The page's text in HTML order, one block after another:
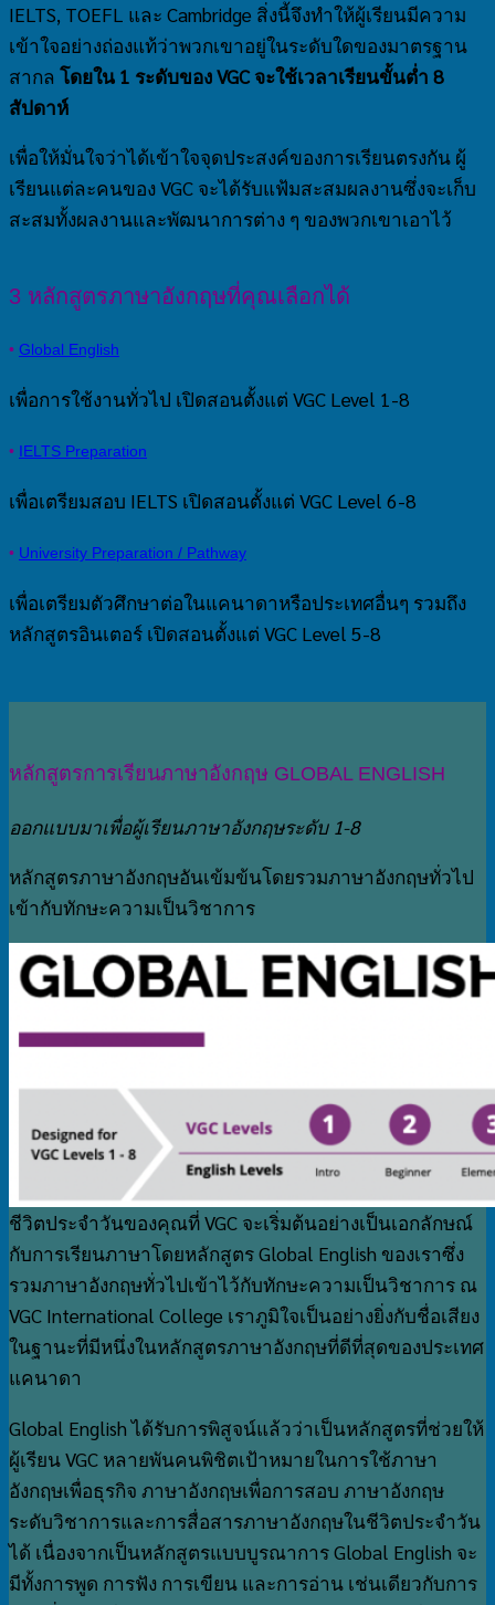
IELTS, TOEFL และ Cambridge สิ่งนี้จึงทำให้ผู้เรียนมีความ
เข้าใจอย่างถ่องแท้ว่าพวกเขาอยู่ในระดับใดของมาตรฐาน
สากล โดยใน 1 ระดับของ VGC จะใช้เวลาเรียนขั้นต่ำ 8
สัปดาห์
เพื่อให้มั่นใจว่าได้เข้าใจจุดประสงค์ของการเรียนตรงกัน ผู้
เรียนแต่ละคนของ VGC จะได้รับแฟ้มสะสมผลงานซึ่งจะเก็บ
สะสมทั้งผลงานและพัฒนาการต่าง ๆ ของพวกเขาเอาไว้
3 หลักสูตรภาษาอังกฤษที่คุณเลือกได้
• Global English
เพื่อการใช้งานทั่วไป เปิดสอนตั้งแต่ VGC Level 1-8
• IELTS Preparation
เพื่อเตรียมสอบ IELTS เปิดสอนตั้งแต่ VGC Level 6-8
• University Preparation / Pathway
เพื่อเตรียมตัวศึกษาต่อในแคนาดาหรือประเทศอื่นๆ รวมถึง
หลักสูตรอินเตอร์ เปิดสอนตั้งแต่ VGC Level 5-8
หลักสูตรการเรียนภาษาอังกฤษ GLOBAL ENGLISH
ออกแบบมาเพื่อผู้เรียนภาษาอังกฤษระดับ 1-8
หลักสูตรภาษาอังกฤษอันเข้มข้นโดยรวมภาษาอังกฤษทั่วไป
เข้ากับทักษะความเป็นวิชาการ
ชีวิตประจำวันของคุณที่ VGC จะเริ่มต้นอย่างเป็นเอกลักษณ์
กับการเรียนภาษาโดยหลักสูตร Global English ของเราซึ่ง
รวมภาษาอังกฤษทั่วไปเข้าไว้กับทักษะความเป็นวิชาการ ณ
VGC International College เราภูมิใจเป็นอย่างยิ่งกับชื่อเสียง
ในฐานะที่มีหนึ่งในหลักสูตรภาษาอังกฤษที่ดีที่สุดของประเทศ
แคนาดา
Global English ได้รับการพิสูจน์แล้วว่าเป็นหลักสูตรที่ช่วยให้
ผู้เรียน VGC หลายพันคนพิชิตเป้าหมายในการใช้ภาษา
อังกฤษเพื่อธุรกิจ ภาษาอังกฤษเพื่อการสอบ ภาษาอังกฤษ
ระดับวิชาการและการสื่อสารภาษาอังกฤษในชีวิตประจำวัน
ได้ เนื่องจากเป็นหลักสูตรแบบบูรณาการ Global English จะ
มีทั้งการพูด การฟัง การเขียน และการอ่าน เช่นเดียวกับการ